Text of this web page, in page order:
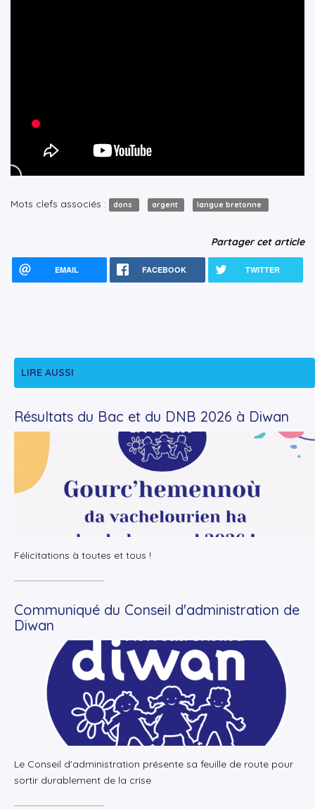
Mots clefs associés : dons argent langue bretonne
Partager cet article
EMAIL FACEBOOK TWITTER
LIRE AUSSI
Résultats du Bac et du DNB 2026 à Diwan
+Lire la suite
Félicitations à toutes et tous !
Communiqué du Conseil d'administration de
Diwan
+ Lire la suite
Le Conseil d'administration présente sa feuille de route pour
sortir durablement de la crise